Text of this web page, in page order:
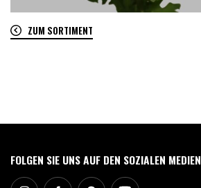
ZUM SORTIMENT
FOLGEN SIE UNS AUF DEN SOZIALEN MEDIEN